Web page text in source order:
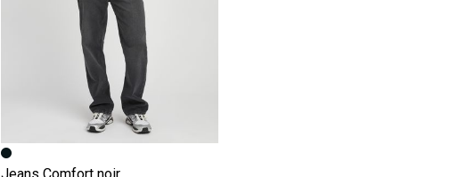
Image précédente
Image suivante